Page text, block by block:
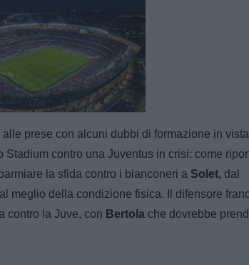
100.00%
prese con alcuni dubbi di formazione in vista
contro una Juventus in crisi: come
la sfida contro i bianconeri a Solet, dal
meglio della condizione fisica. Il difensore
contro la Juve, con Bertola che dovrebbe